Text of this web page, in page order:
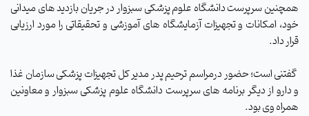
همچنین سرپرست دانشگاه علوم پزشکی سبزوار در جریان بازدید های میدانی
خود، امکانات و تجهیزات آزمایشگاه های آموزشی و تحقیقاتی را مورد ارزیابی
قرار داد.
گفتنی است؛ حضور درمراسم ترحیم پدر مدیر کل تجهیزات پزشکی سازمان غذا
و دارو از دیگر برنامه های سرپرست دانشگاه علوم پزشکی سبزوار و معاونین
همراه وی بود.